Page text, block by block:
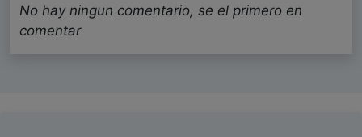
No hay ningun comentario, se el primero en
comentar